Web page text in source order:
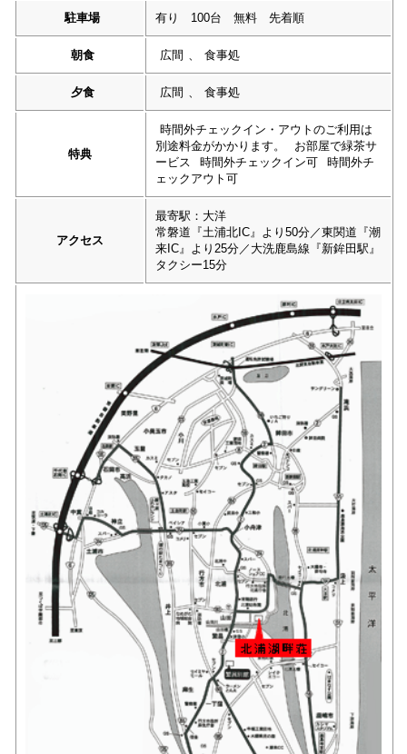
駐車場 有り 100台 無料 先着順
朝食 広間 食事処
夕食 広間 食事処
特典
時間外チェックイン・アウトのご利用は
別途料金がかかります。
お部屋で緑茶サ
ービス
時間外チェックイン可
時間外チ
ェックアウト可
アクセス
最寄駅：大洋
常磐道『土浦北IC』より50分／東関道『潮
来IC』より25分／大洗鹿島線『新鉾田駅』
タクシー15分